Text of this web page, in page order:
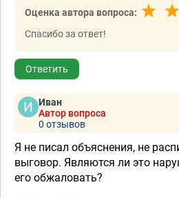
Оценка автора вопроса:
Спасибо за ответ!
Ответить
Иван
Автор вопроса
0 отзывов
Я не писал объяснения, не
выговор. Являются ли это
его обжаловать?